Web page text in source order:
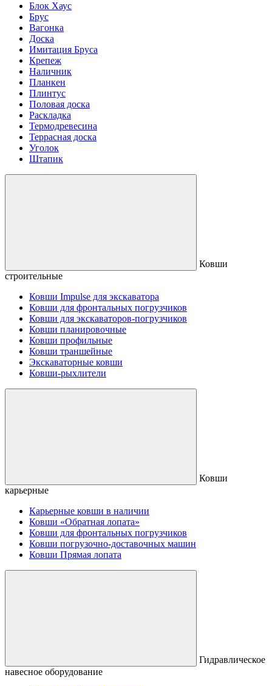
Блок Хаус
Брус
Вагонка
Доска
Имитация Бруса
Крепеж
Наличник
Планкен
Плинтус
Половая доска
Раскладка
Термодревесина
Террасная доска
Уголок
Штапик
Ковши
строительные
Ковши Impulse для экскаватора
Ковши для фронтальных погрузчиков
Ковши для экскаваторов-погрузчиков
Ковши планировочные
Ковши профильные
Ковши траншейные
Экскаваторные ковши
Ковши-рыхлители
Ковши
карьерные
Карьерные ковши в наличии
Ковши «Обратная лопата»
Ковши для фронтальных погрузчиков
Ковши погрузочно-доставочных машин
Ковши Прямая лопата
Гидравлическое
навесное оборудование